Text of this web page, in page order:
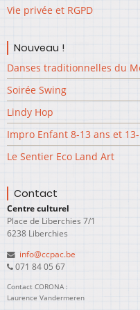
Vie privée et RGPD
Nouveau !
Danses traditionnelles du
Soirée Swing
Lindy Hop
Impro Enfant 8-13 ans et
Le Sentier Eco Land Art
Contact
Centre culturel
Place de Liberchies 7/1
6238 Liberchies
info@ccpac.be
071 84 05 67
Contact CORONA :
Laurence Vandermeren